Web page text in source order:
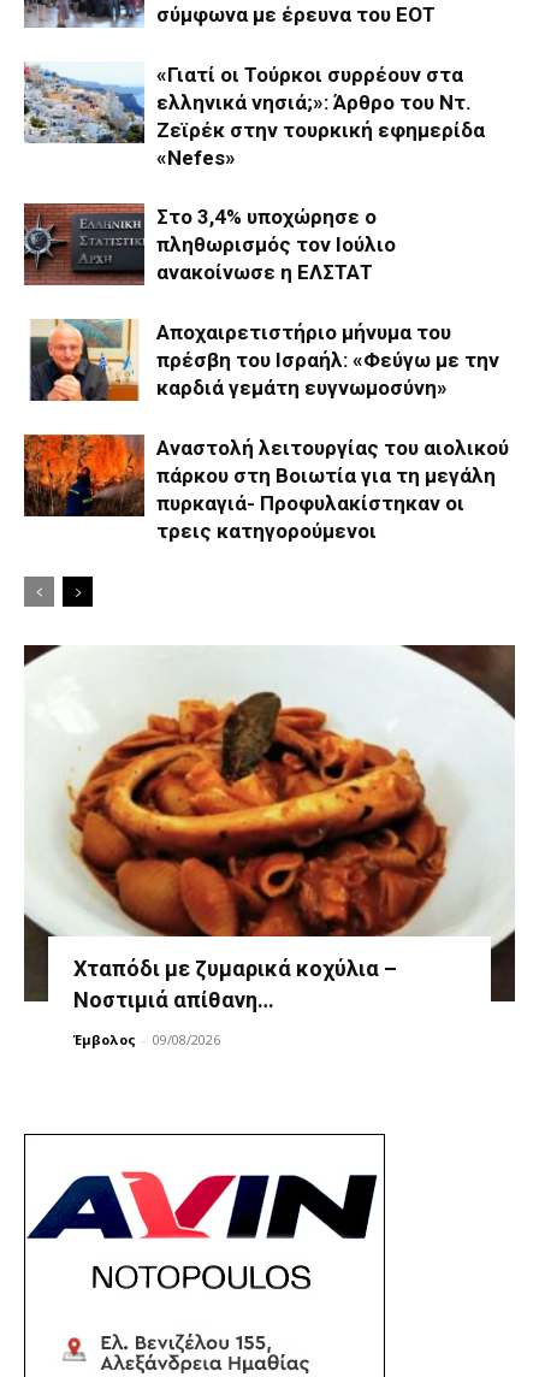
σύμφωνα με έρευνα του ΕΟΤ
«Γιατί οι Τούρκοι συρρέουν στα
ελληνικά νησιά;»: Άρθρο του Ντ.
Ζεϊρέκ στην τουρκική εφημερίδα
«Nefes»
Στο 3,4% υποχώρησε ο
πληθωρισμός τον Ιούλιο
ανακοίνωσε η ΕΛΣΤΑΤ
Αποχαιρετιστήριο μήνυμα του
πρέσβη του Ισραήλ: «Φεύγω με την
καρδιά γεμάτη ευγνωμοσύνη»
Αναστολή λειτουργίας του αιολικού
πάρκου στη Βοιωτία για τη μεγάλη
πυρκαγιά- Προφυλακίστηκαν οι
τρεις κατηγορούμενοι
Χταπόδι με ζυμαρικά κοχύλια –
Νοστιμιά απίθανη…
Έμβολος - 09/08/2026